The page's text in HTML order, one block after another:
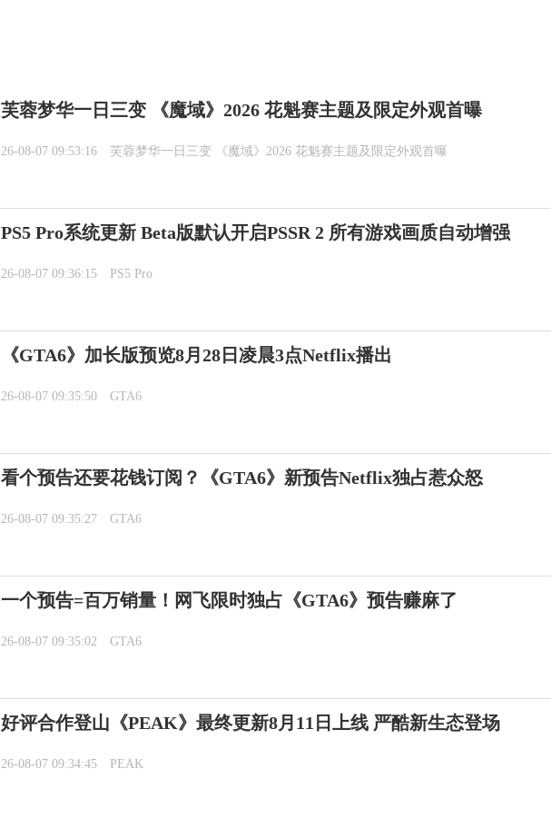
芙蓉梦华一日三变 《魔域》2026 花魁赛主题及限定外观首曝
26-08-07 09:53:16 芙蓉梦华一日三变 《魔域》2026 花魁赛主题及限定外观首曝
PS5 Pro系统更新 Beta版默认开启PSSR 2 所有游戏画质自动增强
26-08-07 09:36:15 PS5 Pro
《GTA6》加长版预览8月28日凌晨3点Netflix播出
26-08-07 09:35:50 GTA6
看个预告还要花钱订阅？《GTA6》新预告Netflix独占惹众怒
26-08-07 09:35:27 GTA6
一个预告=百万销量！网飞限时独占《GTA6》预告赚麻了
26-08-07 09:35:02 GTA6
好评合作登山《PEAK》最终更新8月11日上线 严酷新生态登场
26-08-07 09:34:45 PEAK